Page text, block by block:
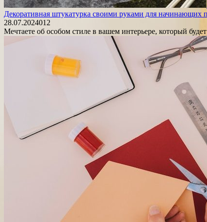
Декоративная штукатурка своими руками для начинающих
28.07.2024012
Мечтаете об особом стиле в вашем интерьере, который